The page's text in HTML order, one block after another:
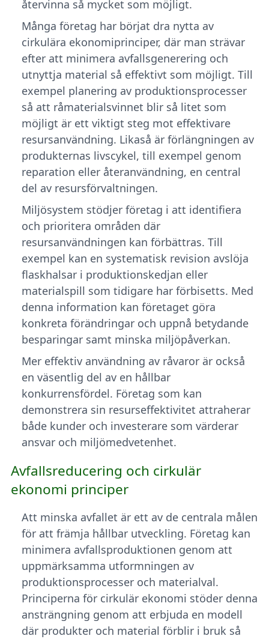
återvinna så mycket som möjligt.
Många företag har börjat dra nytta av
cirkulära ekonomiprinciper, där man strävar
efter att minimera avfallsgenerering och
utnyttja material så effektivt som möjligt. Till
exempel planering av produktionsprocesser
så att råmaterialsvinnet blir så litet som
möjligt är ett viktigt steg mot effektivare
resursanvändning. Likaså är förlängningen av
produkternas livscykel, till exempel genom
reparation eller återanvändning, en central
del av resursförvaltningen.
Miljösystem stödjer företag i att identifiera
och prioritera områden där
resursanvändningen kan förbättras. Till
exempel kan en systematisk revision avslöja
flaskhalsar i produktionskedjan eller
materialspill som tidigare har förbisetts. Med
denna information kan företaget göra
konkreta förändringar och uppnå betydande
besparingar samt minska miljöpåverkan.
Mer effektiv användning av råvaror är också
en väsentlig del av en hållbar
konkurrensfördel. Företag som kan
demonstrera sin resurseffektivitet attraherar
både kunder och investerare som värderar
ansvar och miljömedvetenhet.
Avfallsreducering och cirkulär
ekonomi principer
Att minska avfallet är ett av de centrala målen
för att främja hållbar utveckling. Företag kan
minimera avfallsproduktionen genom att
uppmärksamma utformningen av
produktionsprocesser och materialval.
Principerna för cirkulär ekonomi stöder denna
ansträngning genom att erbjuda en modell
där produkter och material förblir i bruk så